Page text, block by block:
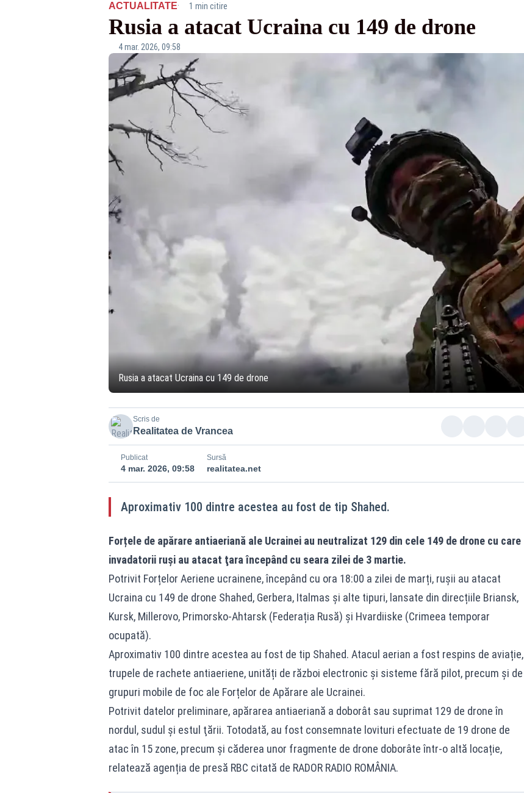
ACTUALITATE· 1 min citire
Rusia a atacat Ucraina cu 149 de drone
4 mar. 2026, 09:58
Rusia a atacat Ucraina cu 149 de drone
Scris de
Realitatea de Vrancea
Publicat
4 mar. 2026, 09:58
Sursă
realitatea.net
Aproximativ 100 dintre acestea au fost de tip Shahed.
Forțele de apărare antiaeriană ale Ucrainei au neutralizat 129 din cele 149 de drone cu care
invadatorii ruși au atacat ţara începând cu seara zilei de 3 martie.
Potrivit Forțelor Aeriene ucrainene, începând cu ora 18:00 a zilei de marți, rușii au atacat
Ucraina cu 149 de drone Shahed, Gerbera, Italmas și alte tipuri, lansate din direcțiile Briansk,
Kursk, Millerovo, Primorsko-Ahtarsk (Federația Rusă) și Hvardiiske (Crimeea temporar
ocupată).
Aproximativ 100 dintre acestea au fost de tip Shahed. Atacul aerian a fost respins de aviație,
trupele de rachete antiaeriene, unități de război electronic și sisteme fără pilot, precum și de
grupuri mobile de foc ale Forțelor de Apărare ale Ucrainei.
Potrivit datelor preliminare, apărarea antiaeriană a doborât sau suprimat 129 de drone în
nordul, sudul și estul ţării. Totodată, au fost consemnate lovituri efectuate de 19 drone de
atac în 15 zone, precum și căderea unor fragmente de drone doborâte într-o altă locație,
relatează agenția de presă RBC citată de RADOR RADIO ROMÂNIA.